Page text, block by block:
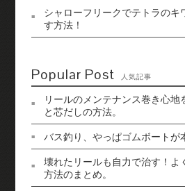
シャローフリークでテトラのキ
す方法！
Popular Post 人気記事
リールのメンテナンス巻き心地
と芯だしの方法。
バス釣り、やっぱゴムボートが
壊れたリールも自力で治す！よ
方法のまとめ。